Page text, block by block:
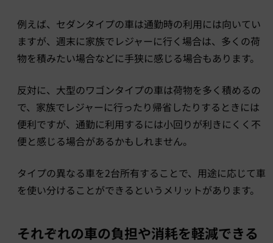
例えば、セダンタイプの車は通勤時の利用には向いてい
ますが、週末に家族でレジャーに行く場合は、多くの荷
物を積みたい場合などに手狭に感じる場合もあります。
反対に、大型のワゴンタイプの車は荷物を多く積めるの
で、家族でレジャーに行ったり帰省したりするときには
便利ですが、通勤に利用するには小回りが利きにくく不
便と感じる場合があるかもしれません。
タイプの異なる車を2台所有することで、用途に応じて車
を使い分けることができるというメリットがあります。
それぞれの車の負担や消耗を軽減できる